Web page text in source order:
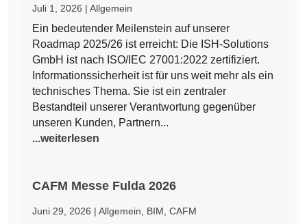
Juli 1, 2026 |Allgemein
Ein bedeutender Meilenstein auf unserer
Roadmap 2025/26 ist erreicht: Die ISH-Solutions
GmbH ist nach ISO/IEC 27001:2022 zertifiziert.
Informationssicherheit ist für uns weit mehr als ein
technisches Thema. Sie ist ein zentraler
Bestandteil unserer Verantwortung gegenüber
unseren Kunden, Partnern...
...weiterlesen
CAFM Messe Fulda 2026
Juni 29, 2026 |Allgemein BIM ,CAFM